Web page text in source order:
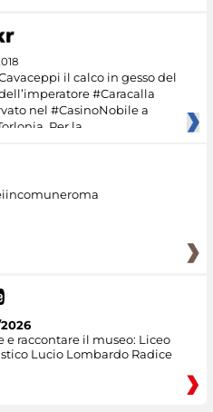
il calco in gesso del
#Caracalla
nel #CasinoNobile a
Per la
e raccontare il museo: Liceo
Lucio Lombardo Radice